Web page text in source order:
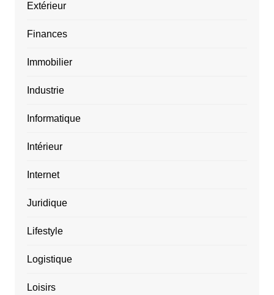
Extérieur
Finances
Immobilier
Industrie
Informatique
Intérieur
Internet
Juridique
Lifestyle
Logistique
Loisirs